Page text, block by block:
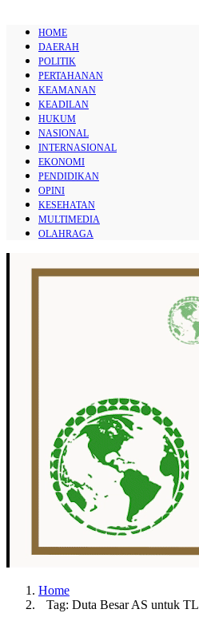
HOME
DAERAH
POLITIK
PERTAHANAN
KEAMANAN
KEADILAN
HUKUM
NASIONAL
INTERNASIONAL
EKONOMI
PENDIDIKAN
OPINI
KESEHATAN
MULTIMEDIA
OLAHRAGA
Home
Tag: Duta Besar AS untuk TL